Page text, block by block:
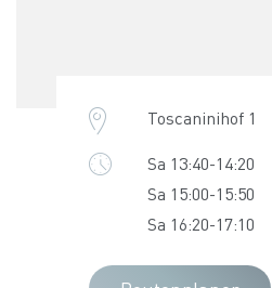
Toscaninihof 1
Sa 13:40-14:20
Sa 15:00-15:50
Sa 16:20-17:10